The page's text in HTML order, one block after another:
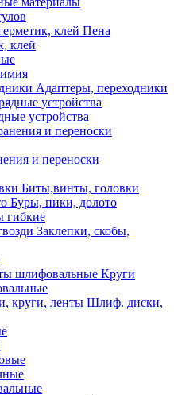
Пена
клей
Адаптеры, переходники
устройства
и переноски
Биты,винты, головки
Буры, пики, долото
гибкие
Заклепки, скобы,
Круги
Шлиф. диски,